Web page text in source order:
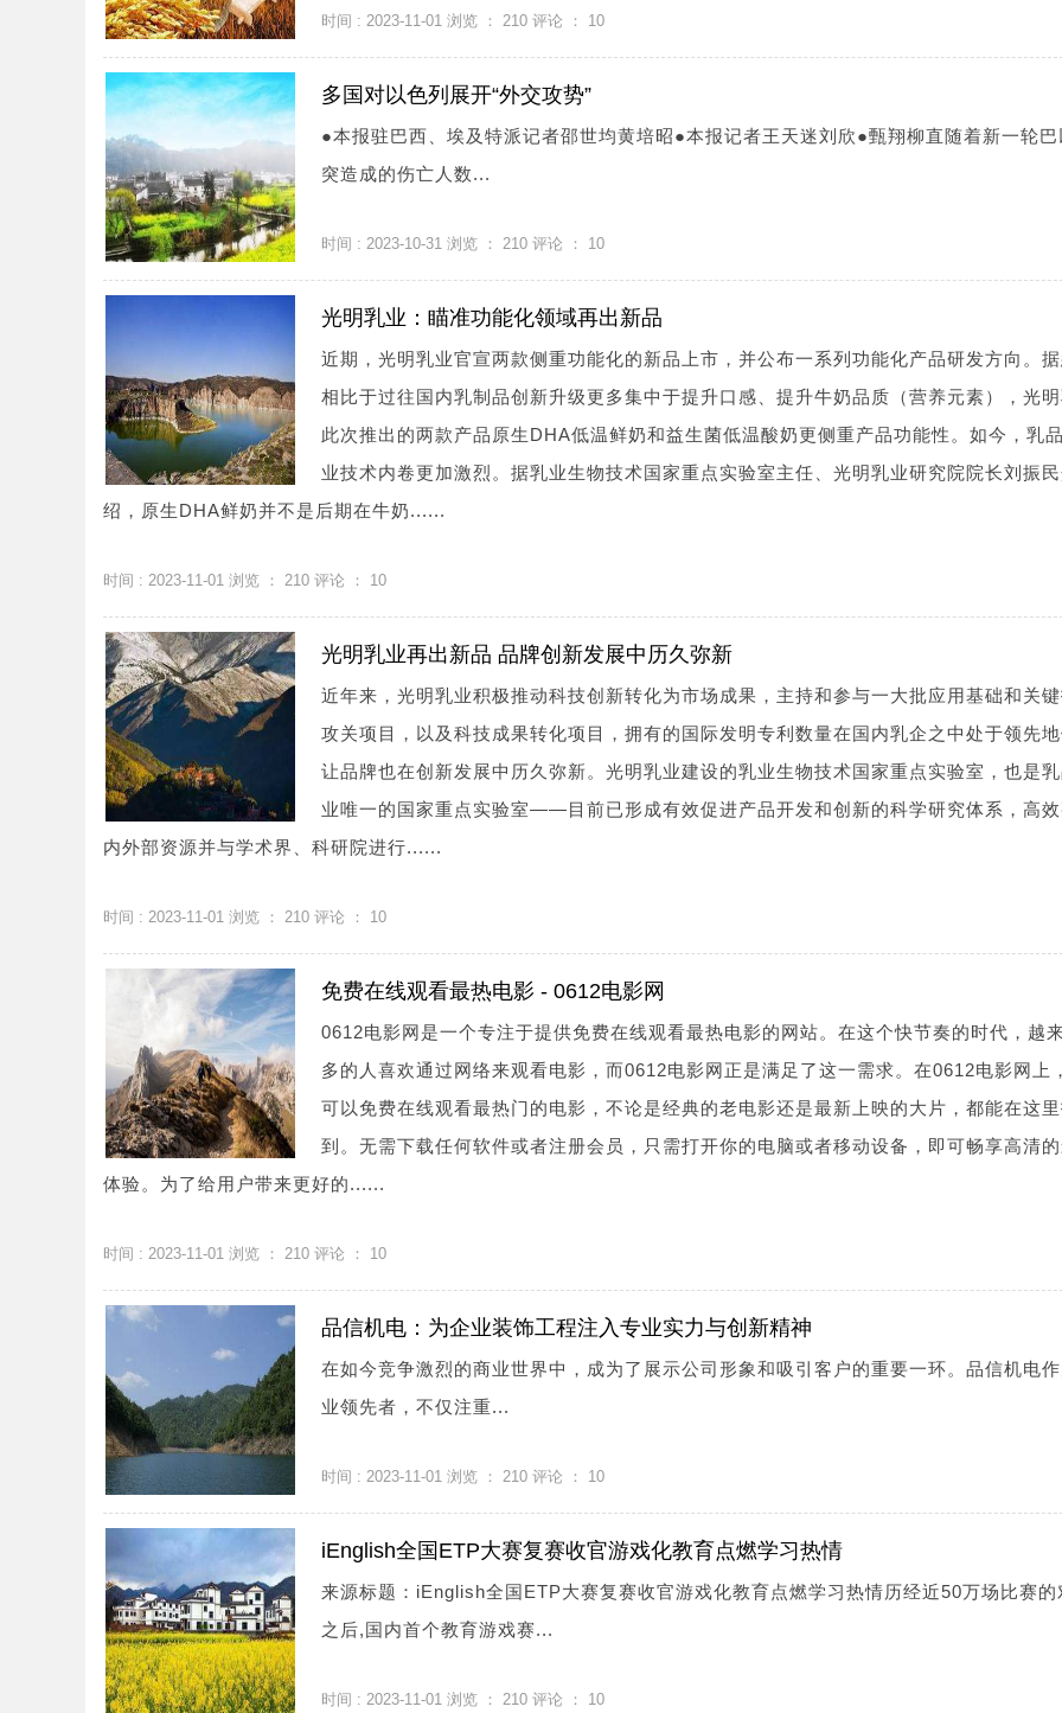
时间 : 2023-11-01 浏览 ： 210 评论 ： 10
多国对以色列展开“外交攻势”
●本报驻巴西、埃及特派记者邵世均黄培昭●本报记者王天迷刘欣●甄翔柳直随着新一轮巴
突造成的伤亡人数...
时间 : 2023-10-31 浏览 ： 210 评论 ： 10
光明乳业：瞄准功能化领域再出新品
近期，光明乳业官宣两款侧重功能化的新品上市，并公布一系列功能化产品研发方向。据
相比于过往国内乳制品创新升级更多集中于提升口感、提升牛奶品质（营养元素），光
此次推出的两款产品原生DHA低温鲜奶和益生菌低温酸奶更侧重产品功能性。如今，乳
业技术内卷更加激烈。据乳业生物技术国家重点实验室主任、光明乳业研究院院长刘振民
绍，原生DHA鲜奶并不是后期在牛奶......
时间 : 2023-11-01 浏览 ： 210 评论 ： 10
光明乳业再出新品 品牌创新发展中历久弥新
近年来，光明乳业积极推动科技创新转化为市场成果，主持和参与一大批应用基础和关
攻关项目，以及科技成果转化项目，拥有的国际发明专利数量在国内乳企之中处于领先地
让品牌也在创新发展中历久弥新。光明乳业建设的乳业生物技术国家重点实验室，也是
业唯一的国家重点实验室——目前已形成有效促进产品开发和创新的科学研究体系，高效
内外部资源并与学术界、科研院进行......
时间 : 2023-11-01 浏览 ： 210 评论 ： 10
免费在线观看最热电影 - 0612电影网
0612电影网是一个专注于提供免费在线观看最热电影的网站。在这个快节奏的时代，越
多的人喜欢通过网络来观看电影，而0612电影网正是满足了这一需求。在0612电影网上
可以免费在线观看最热门的电影，不论是经典的老电影还是最新上映的大片，都能在这
到。无需下载任何软件或者注册会员，只需打开你的电脑或者移动设备，即可畅享高清
体验。为了给用户带来更好的......
时间 : 2023-11-01 浏览 ： 210 评论 ： 10
品信机电：为企业装饰工程注入专业实力与创新精神
在如今竞争激烈的商业世界中，成为了展示公司形象和吸引客户的重要一环。品信机电
业领先者，不仅注重...
时间 : 2023-11-01 浏览 ： 210 评论 ： 10
iEnglish全国ETP大赛复赛收官游戏化教育点燃学习热情
来源标题：iEnglish全国ETP大赛复赛收官游戏化教育点燃学习热情历经近50万场比赛的
之后,国内首个教育游戏赛...
时间 : 2023-11-01 浏览 ： 210 评论 ： 10